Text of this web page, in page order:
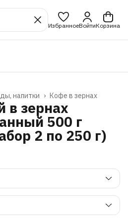
ИзбранноеВойтиКорзина
Кофе в зернах
напитки ›
зернах
500 г
2 по 250 г)